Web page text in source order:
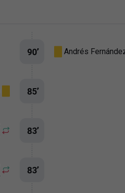
Andrés
90’
85’
83’
83’